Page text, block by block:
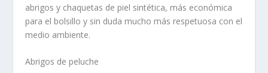
abrigos y chaquetas de piel sintética, más económica
para el bolsillo y sin duda mucho más respetuosa con el
medio ambiente.
Abrigos de peluche